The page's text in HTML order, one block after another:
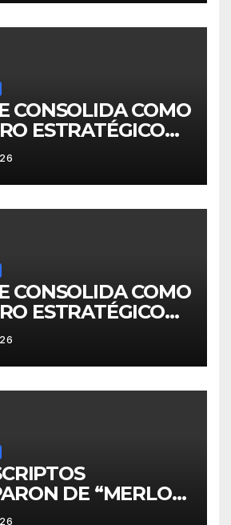
CONSOLIDA COMO
ESTRATÉGICO
DE
CONSOLIDA COMO
ESTRATÉGICO
DE
DE “MERLO
MALVINAS”